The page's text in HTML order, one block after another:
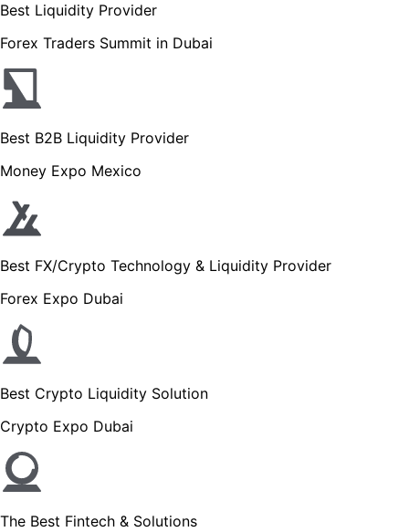
Best Liquidity Provider
Forex Traders Summit in Dubai
Best B2B Liquidity Provider
Money Expo Mexico
Best FX/Crypto Technology & Liquidity Provider
Forex Expo Dubai
Best Crypto Liquidity Solution
Crypto Expo Dubai
The Best Fintech & Solutions